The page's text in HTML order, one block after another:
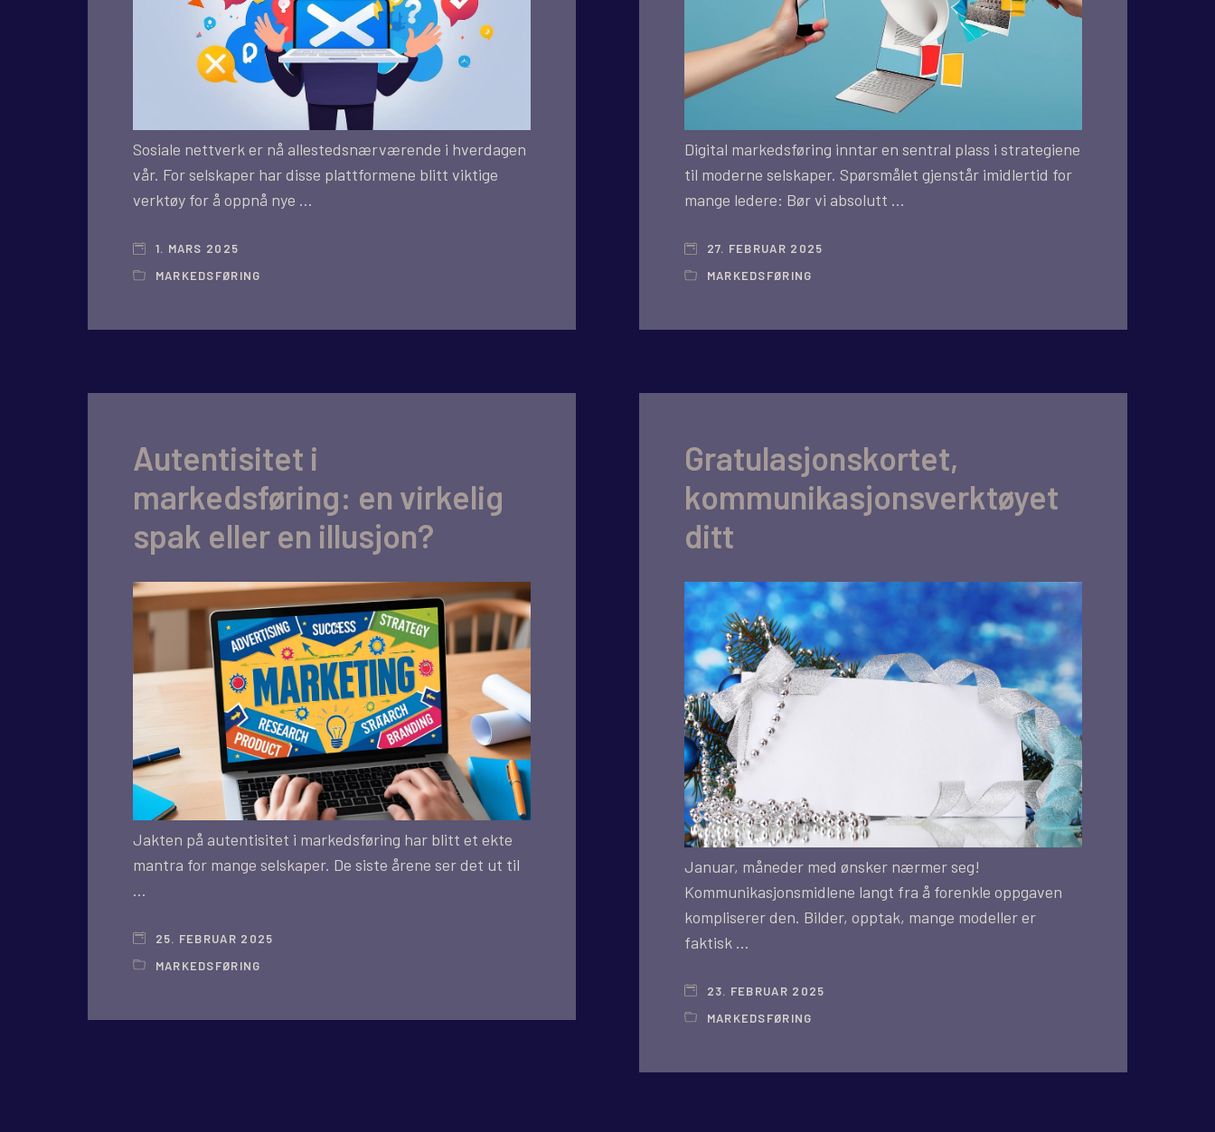
Sosiale nettverk er nå allestedsnærværende i hverdagen
vår. For selskaper har disse plattformene blitt viktige
verktøy for å oppnå nye …
1. MARS 2025
MARKEDSFØRING
Digital markedsføring inntar en sentral plass i strategiene
til moderne selskaper. Spørsmålet gjenstår imidlertid for
mange ledere: Bør vi absolutt …
27. FEBRUAR 2025
MARKEDSFØRING
Autentisitet i
markedsføring: en virkelig
spak eller en illusjon?
Jakten på autentisitet i markedsføring har blitt et ekte
mantra for mange selskaper. De siste årene ser det ut til
…
25. FEBRUAR 2025
MARKEDSFØRING
Gratulasjonskortet,
kommunikasjonsverktøyet
ditt
Januar, måneder med ønsker nærmer seg!
Kommunikasjonsmidlene langt fra å forenkle oppgaven
kompliserer den. Bilder, opptak, mange modeller er
faktisk …
23. FEBRUAR 2025
MARKEDSFØRING